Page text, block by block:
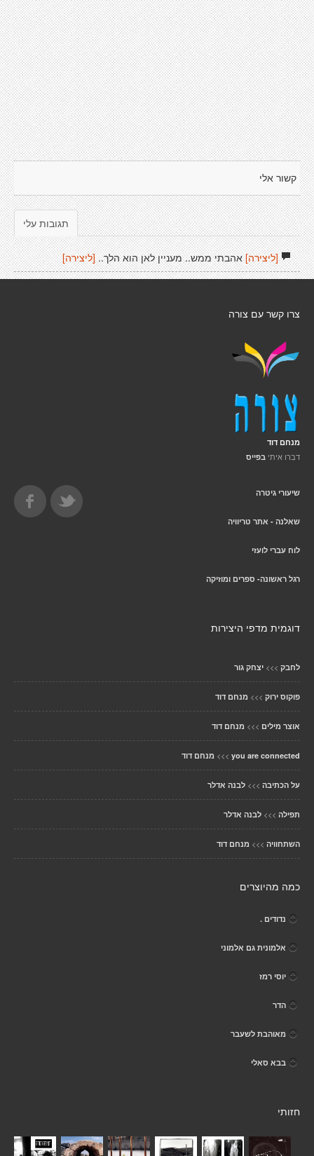
קשור אלי
תגובות עלי
[ליצירה]אהבתי ממש.. מעניין לאן הוא הלך.. [ליצירה]
צרו קשר עם צורה
מנחם דוד
דברו איתי בפייס
שיעורי גיטרה
שאלנה - אתר טריוויה
לוח עברי לועזי
רגל ראשונה- ספרים ומוזיקה
דוגמית מדפי היצירות
לחבק >>> יצחק גור
פוקוס ירוק >>> מנחם דוד
אוצר מילים >>> מנחם דוד
you are connected
>>> מנחם דוד
על הכתיבה >>> לבנה אדלר
תפילה >>> לבנה אדלר
השתחוויה >>> מנחם דוד
כמה מהיוצרים
נדודים .
אלמונית גם אלמוני
יוסי רמז
הדר
מאוהבת לשעבר
בבא סאלי
חזותי